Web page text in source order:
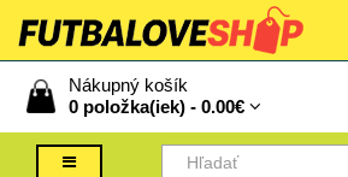
Nákupný košík
0 položka(iek) - 0.00€